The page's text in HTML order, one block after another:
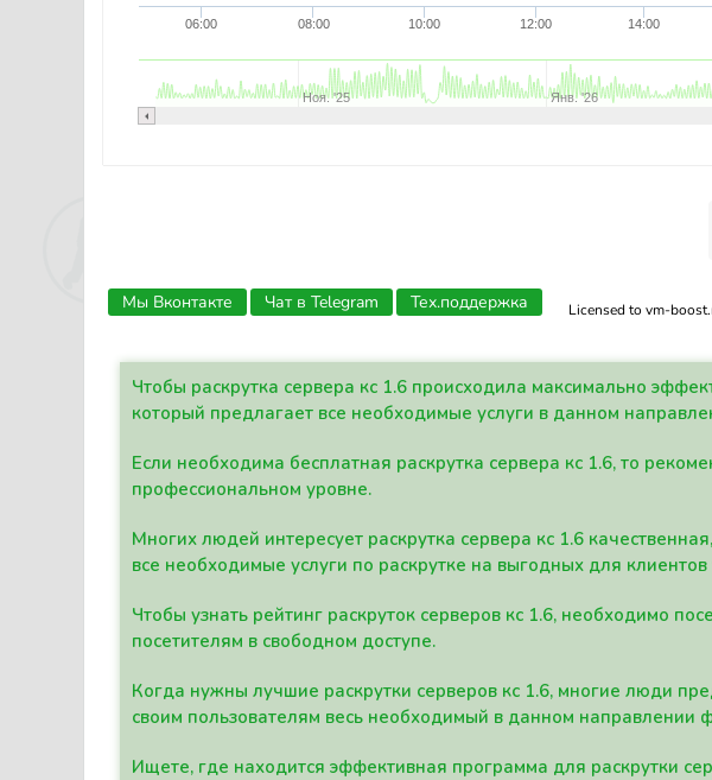
06:00 08:00 10:00 12:00 14:00
Ноя. '25 Янв. '26
Licensed to vm-
Мы Вконтакте Чат в Telegram Тех.поддержка
Чтобы раскрутка сервера кс 1.6 происходила максимально
который предлагает все необходимые услуги в данном
Если необходима бесплатная раскрутка сервера кс 1.6, то
профессиональном уровне.
Многих людей интересует раскрутка сервера кс 1.6
все необходимые услуги по раскрутке на выгодных для клиентов
Чтобы узнать рейтинг раскруток серверов кс 1.6, необходимо
посетителям в свободном доступе.
Когда нужны лучшие раскрутки серверов кс 1.6, многие люди
своим пользователям весь необходимый в данном направлении
Ищете, где находится эффективная программа для раскрутки